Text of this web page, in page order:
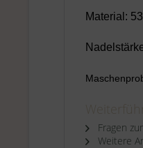
Material:
Fragen
Weitere